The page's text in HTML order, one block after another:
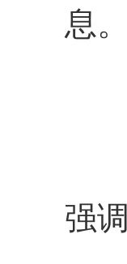
息。
3
强